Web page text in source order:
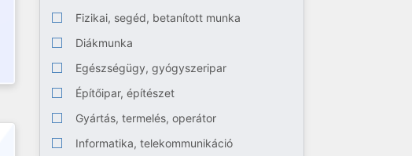
Fizikai, segéd, betanított munka
Diákmunka
Egészségügy, gyógyszeripar
Építőipar, építészet
Gyártás, termelés, operátor
Informatika, telekommunikáció